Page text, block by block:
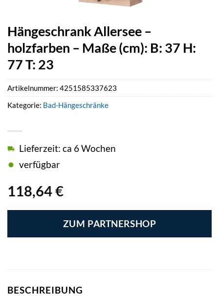
Hängeschrank Allersee –
holzfarben – Maße (cm): B: 37 H:
77 T: 23
118,64€
Lieferzeit: ca 6 Wochen
verfügbar
ZUM PARTNERSHOP
Artikelnummer: 4251585337623
Kategorie: Bad-Hängeschränke
BESCHREIBUNG